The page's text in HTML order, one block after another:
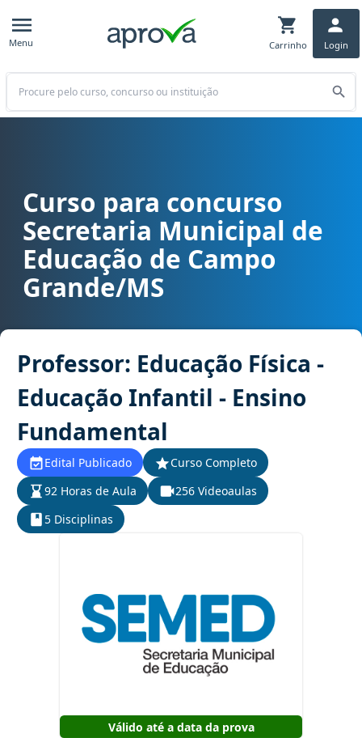
Menu Carrinho Login
Buscar
Curso para concurso SEMED - Secretaria Municipal de Educação
Curso para concurso
Secretaria Municipal de
Educação de Campo
Grande/MS
Professor: Educação Física -
Educação Infantil - Ensino
Fundamental
Edital Publicado
Curso Completo
92 Horas de Aula
256 Videoaulas
5 Disciplinas
Válido até a data da prova